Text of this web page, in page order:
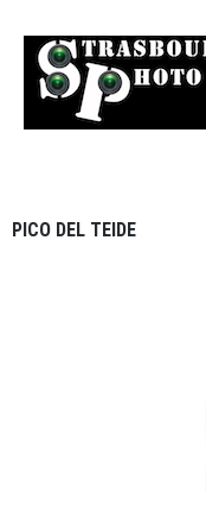
PICO DEL TEIDE